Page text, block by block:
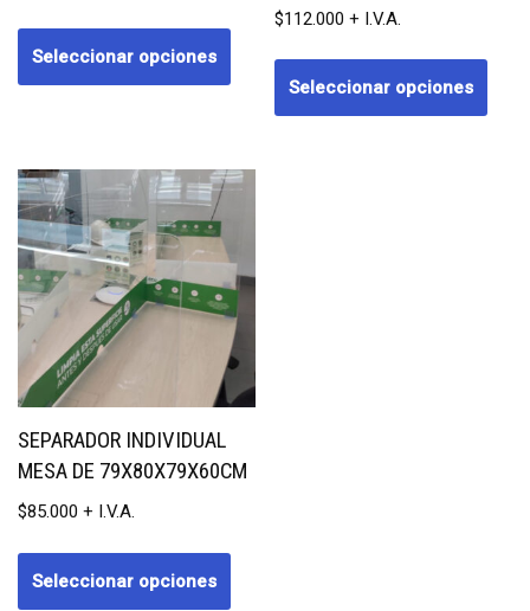
Seleccionar opciones
$112.000
Seleccionar opciones
SEPARADOR INDIVIDUAL
MESA DE 79X80X79X60CM
$85.000
Seleccionar opciones